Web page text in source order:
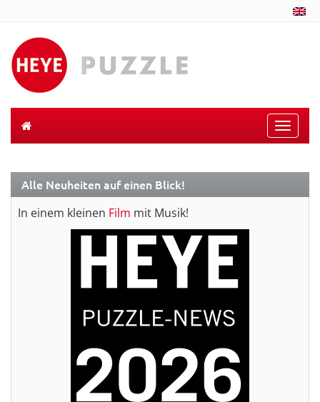
Toggle
Alle Neuheiten auf einen Blick!
In einem kleinen Film mit Musik!